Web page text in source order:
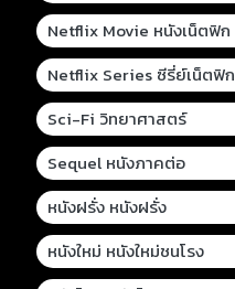
Netflix Movie หนังเน็ตฟิก
Netflix Series ซีรี่ย์เน็ตฟิก
Sci-Fi วิทยาศาสตร์
Sequel หนังภาคต่อ
หนังฝรั่ง หนังฝรั่ง
หนังใหม่ หนังใหม่ชนโรง